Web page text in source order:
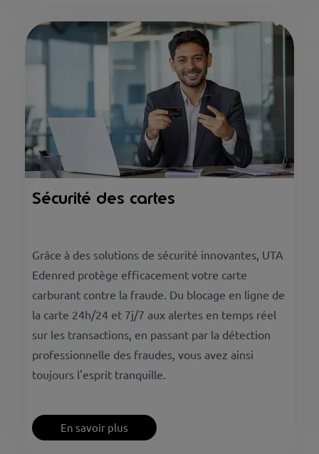
Sécurité des cartes
Grâce à des solutions de sécurité innovantes, UTA
Edenred protège efficacement votre carte
carburant contre la fraude. Du blocage en ligne de
la carte 24h/24 et 7j/7 aux alertes en temps réel
sur les transactions, en passant par la détection
professionnelle des fraudes, vous avez ainsi
toujours l'esprit tranquille.
En savoir plus